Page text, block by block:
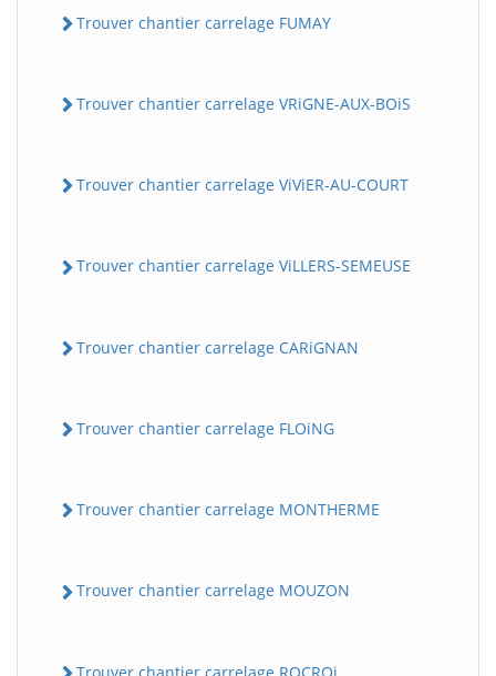
Trouver chantier carrelage FUMAY
Trouver chantier carrelage VRiGNE-AUX-BOiS
Trouver chantier carrelage ViViER-AU-COURT
Trouver chantier carrelage ViLLERS-SEMEUSE
Trouver chantier carrelage CARiGNAN
Trouver chantier carrelage FLOiNG
Trouver chantier carrelage MONTHERME
Trouver chantier carrelage MOUZON
Trouver chantier carrelage ROCROi